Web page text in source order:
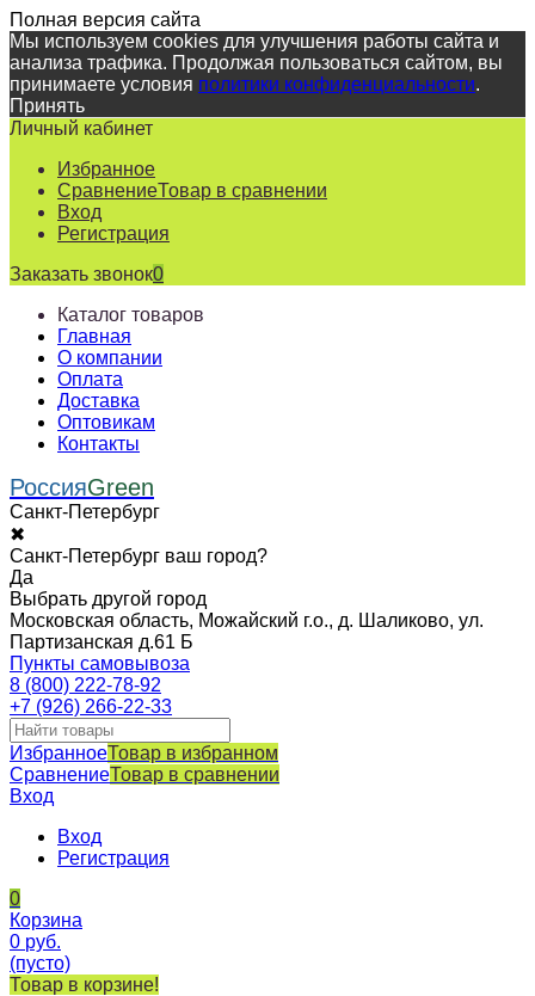
Полная версия сайта
Мы используем cookies для улучшения работы сайта и
анализа трафика. Продолжая пользоваться сайтом, вы
принимаете условия политики конфиденциальности.
Принять
Личный кабинет
Избранное
СравнениеТовар в сравнении
Вход
Регистрация
Заказать звонок0
Каталог товаров
Главная
О компании
Оплата
Доставка
Оптовикам
Контакты
РоссияGreen
Санкт-Петербург
✖
Санкт-Петербург ваш город?
Да
Выбрать другой город
Московская область, Можайский г.о., д. Шаликово, ул.
Партизанская д.61 Б
Пункты самовывоза
8 (800) 222-78-92
+7 (926) 266-22-33
ИзбранноеТовар в избранном
СравнениеТовар в сравнении
Вход
Вход
Регистрация
0
Корзина
0 руб.
(пусто)
Товар в корзине!